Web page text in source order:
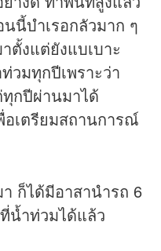
นี้บำเรอกลัวมาก ๆ
ตั้งแต่ยังแบเบาะ
มทุกปีเพราะว่า
กปีผ่านมาได้
อเตรียมสถานการณ์
ก็ได้มีอาสานำรถ 6
น้ำท่วมได้แล้ว